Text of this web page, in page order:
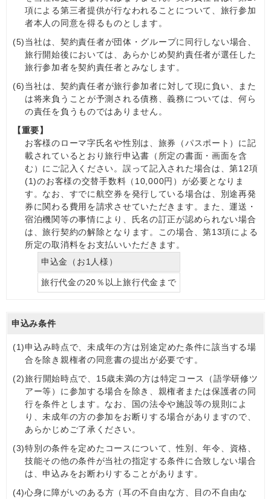
項による第三者提供が行なわれることについて、旅行参加
者本人の同意を得るものとします。
(5)当社は、契約責任者が団体・グループに同行しない場合、
旅行開始後においては、あらかじめ契約責任者が選任した
旅行参加者を契約責任者とみなします。
(6)当社は、契約責任者が旅行参加者に対して現に負い、また
は将来負うことが予測される債務、義務については、何ら
の責任を負うものではありません。
【重要】
お客様のローマ字氏名や性別は、旅券（パスポート）に記
載されているとおり旅行申込書（所定の書面・画面を含
む）にご記入ください。誤って記入された場合は、第12項
(1)のお客様の交替手数料（10,000円）が必要となりま
す。なお、すでに航空券を発行している場合は、別途再発
券に関わる費用を請求させていただきます。また、運送・
宿泊機関等の事情により、氏名の訂正が認められない場合
は、旅行契約の解除となります。この場合、第13項による
所定の取消料をお支払いいただきます。
申込金（お1人様）
旅行代金の20％以上旅行代金まで
申込み条件
(1)申込み時点で、未成年の方は別途定めた条件に該当する場
合を除き親権者の同意書の提出が必要です。
(2)旅行開始時点で、15歳未満の方は特定コース（語学研修ツ
アー等）に参加する場合を除き、親権者または保護者の同
行を条件とします。なお、国の法令や施設等の規則によ
り、未成年の方の参加をお断りする場合がありますので、
あらかじめご了承ください。
(3)特別の条件を定めたコースについて、性別、年令、資格、
技能その他の条件が当社の指定する条件に合致しない場合
は、申込みをお断わりすることがあります。
(4)心身に障がいのある方（耳の不自由な方、目の不自由な